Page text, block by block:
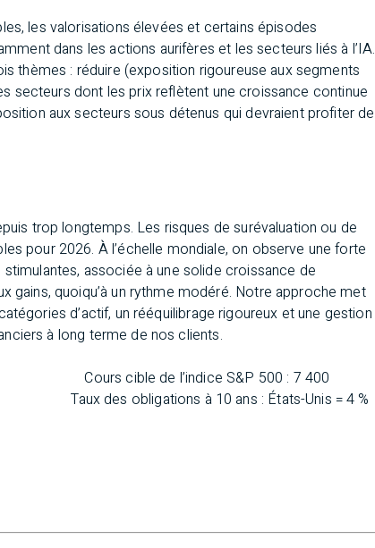
les valorisations élevées et certains épisodes
dans les actions aurifères et les secteurs liés à l’IA.
thèmes : réduire (exposition rigoureuse aux segments
secteurs dont les prix reflètent une croissance continue
aux secteurs sous détenus qui devraient profiter de
trop longtemps. Les risques de surévaluation ou de
pour 2026. À l’échelle mondiale, on observe une forte
associée à une solide croissance de
gains, quoiqu’à un rythme modéré. Notre approche met
d’actif, un rééquilibrage rigoureux et une gestion
à long terme de nos clients.
cible de l’indice S&P 500 : 7 400
Taux des obligations à 10 ans : États-Unis = 4 %